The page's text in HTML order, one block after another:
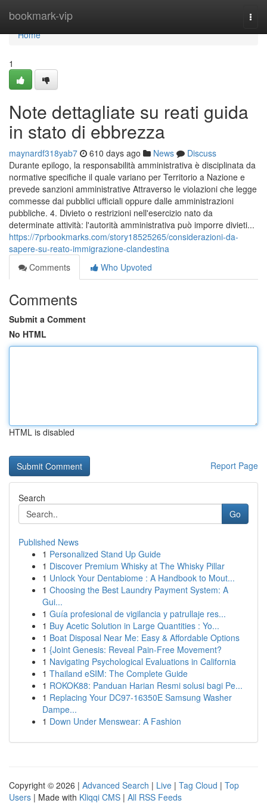
bookmark-vip
Home
Home
1
Note dettagliate su reati guida
in stato di ebbrezza
maynardf318yab7 610 days ago News
Discuss
Durante epilogo, la responsabilità amministrativa è disciplinata da
normative specifiche il quale variano per Territorio a Nazione e
prevede sanzioni amministrative Attraverso le violazioni che legge
commesse dai pubblici ufficiali oppure dalle amministrazioni
pubbliche. 4. Divieto o restrizioni nell'esercizio nato da
determinate attività: l'autorità amministrativa può imporre divieti...
https://7prbookmarks.com/story18525265/considerazioni-da-
sapere-su-reato-immigrazione-clandestina
Comments
Who Upvoted
Comments
Submit a Comment
No HTML
HTML is disabled
Report Page
Search
Go
Published News
1 Personalized Stand Up Guide
1 Discover Premium Whisky at The Whisky Pillar
1 Unlock Your Dentabiome : A Handbook to Mout...
1 Choosing the Best Laundry Payment System: A
Gui...
1 Guía profesional de vigilancia y patrullaje res...
1 Buy Acetic Solution in Large Quantities : Yo...
1 Boat Disposal Near Me: Easy & Affordable Options
1 {Joint Genesis: Reveal Pain-Free Movement?
1 Navigating Psychological Evaluations in California
1 Thailand eSIM: The Complete Guide
1 ROKOK88: Panduan Harian Resmi solusi bagi Pe...
1 Replacing Your DC97-16350E Samsung Washer
Dampe...
1 Down Under Menswear: A Fashion
Copyright © 2026 | Advanced Search | Live | Tag Cloud | Top
Users | Made with Kliqqi CMS | All RSS Feeds